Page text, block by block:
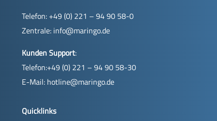
Telefon: +49 (0) 221 – 94 90 58-0
Zentrale: info@maringo.de
Kunden Support:
Telefon:+49 (0) 221 – 94 90 58-30
E-Mail: hotline@maringo.de
Quicklinks